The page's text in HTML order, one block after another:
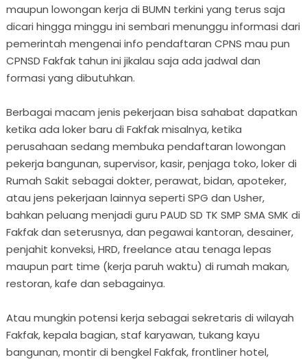
maupun lowongan kerja di BUMN terkini yang terus saja
dicari hingga minggu ini sembari menunggu informasi dari
pemerintah mengenai info pendaftaran CPNS mau pun
CPNSD Fakfak tahun ini jikalau saja ada jadwal dan
formasi yang dibutuhkan.
Berbagai macam jenis pekerjaan bisa sahabat dapatkan
ketika ada loker baru di Fakfak misalnya, ketika
perusahaan sedang membuka pendaftaran lowongan
pekerja bangunan, supervisor, kasir, penjaga toko, loker di
Rumah Sakit sebagai dokter, perawat, bidan, apoteker,
atau jens pekerjaan lainnya seperti SPG dan Usher,
bahkan peluang menjadi guru PAUD SD TK SMP SMA SMK di
Fakfak dan seterusnya, dan pegawai kantoran, desainer,
penjahit konveksi, HRD, freelance atau tenaga lepas
maupun part time (kerja paruh waktu) di rumah makan,
restoran, kafe dan sebagainya.
Atau mungkin potensi kerja sebagai sekretaris di wilayah
Fakfak, kepala bagian, staf karyawan, tukang kayu
bangunan, montir di bengkel Fakfak, frontliner hotel,